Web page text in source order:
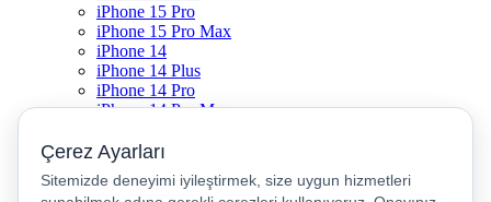
iPhone 15 Pro
iPhone 15 Pro Max
iPhone 14
iPhone 14 Plus
iPhone 14 Pro
iPhone 14 Pro Max
iPhone 12
iPhone 11
iPhone SE